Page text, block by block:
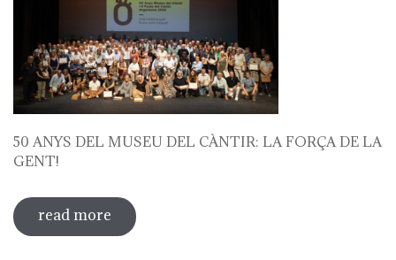
50 ANYS DEL MUSEU DEL CÀNTIR: LA FORÇA DE LA
GENT!
read more sobre 50 anys del museu del càntir: la
força de la gent!